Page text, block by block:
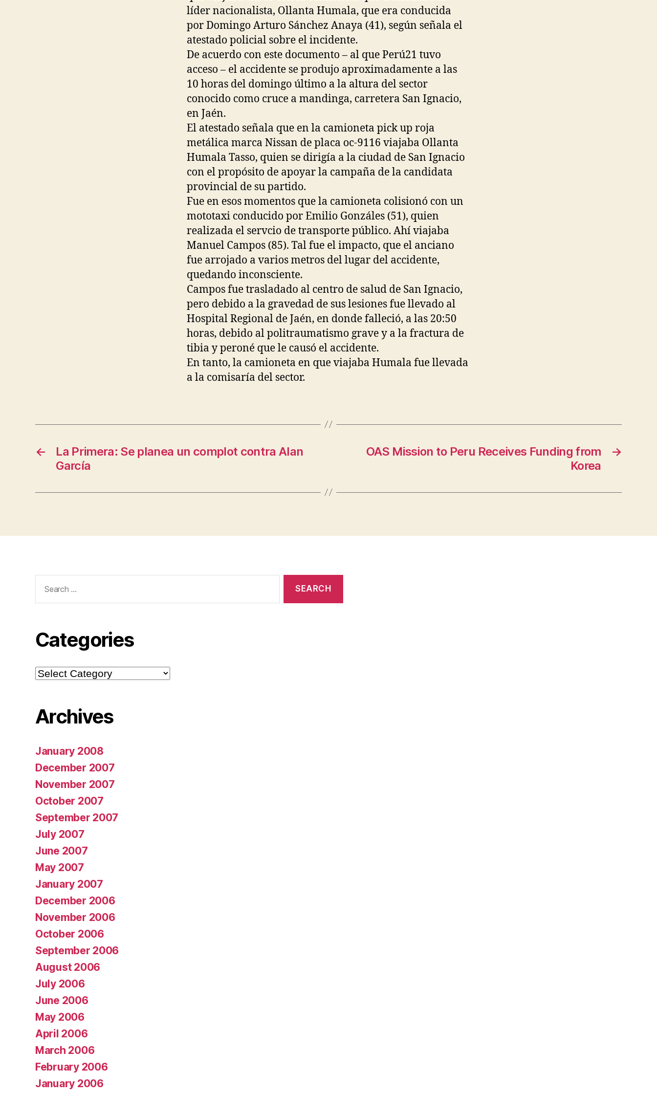
líder nacionalista, Ollanta Humala, que era conducida
por Domingo Arturo Sánchez Anaya (41), según señala el
atestado policial sobre el incidente.
De acuerdo con este documento – al que Perú21 tuvo
acceso – el accidente se produjo aproximadamente a las
10 horas del domingo último a la altura del sector
conocido como cruce a mandinga, carretera San Ignacio,
en Jaén.
El atestado señala que en la camioneta pick up roja
metálica marca Nissan de placa oc-9116 viajaba Ollanta
Humala Tasso, quien se dirigía a la ciudad de San Ignacio
con el propósito de apoyar la campaña de la candidata
provincial de su partido.
Fue en esos momentos que la camioneta colisionó con un
mototaxi conducido por Emilio Gonzáles (51), quien
realizada el servcio de transporte público. Ahí viajaba
Manuel Campos (85). Tal fue el impacto, que el anciano
fue arrojado a varios metros del lugar del accidente,
quedando inconsciente.
Campos fue trasladado al centro de salud de San Ignacio,
pero debido a la gravedad de sus lesiones fue llevado al
Hospital Regional de Jaén, en donde falleció, a las 20:50
horas, debido al politraumatismo grave y a la fractura de
tibia y peroné que le causó el accidente.
En tanto, la camioneta en que viajaba Humala fue llevada
a la comisaría del sector.
←
La Primera: Se planea un complot contra Alan
García
→
OAS Mission to Peru Receives Funding from
Korea
for:
Categories
Categories
Archives
January 2008
December 2007
November 2007
October 2007
September 2007
July 2007
June 2007
May 2007
January 2007
December 2006
November 2006
October 2006
September 2006
August 2006
July 2006
June 2006
May 2006
April 2006
March 2006
February 2006
January 2006